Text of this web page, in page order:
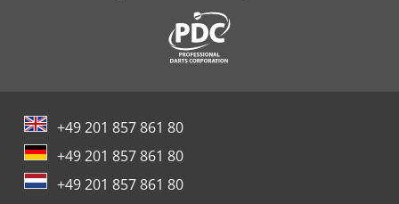
+49 201 857 861 80
+49 201 857 861 80
+49 201 857 861 80